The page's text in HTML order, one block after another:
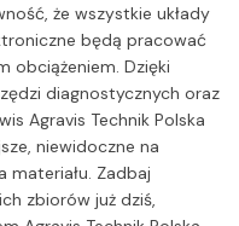
że wszystkie układy
będą pracować
obciążeniem. Dzięki
diagnostycznych oraz
Agravis Technik Polska
niewidoczne na
Zadbaj
zbiorów już dziś,